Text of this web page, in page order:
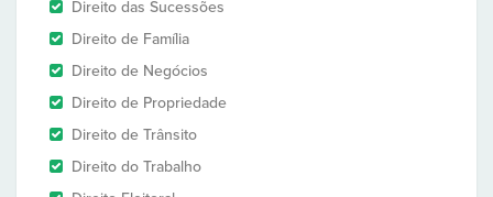
Direito das Sucessões
Direito de Família
Direito de Negócios
Direito de Propriedade
Direito de Trânsito
Direito do Trabalho